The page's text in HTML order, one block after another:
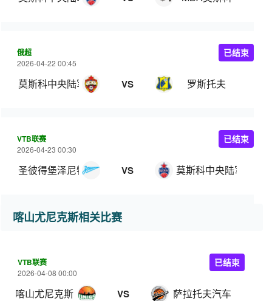
俄超
2026-04-22 00:45
莫斯科中央陆军 VS 罗斯托夫
已结束
VTB联赛
2026-04-23 00:30
圣彼得堡泽尼特 VS 莫斯科中央陆军
已结束
喀山尤尼克斯相关比赛
VTB联赛
2026-04-08 00:00
喀山尤尼克斯 VS 萨拉托夫汽车
已结束